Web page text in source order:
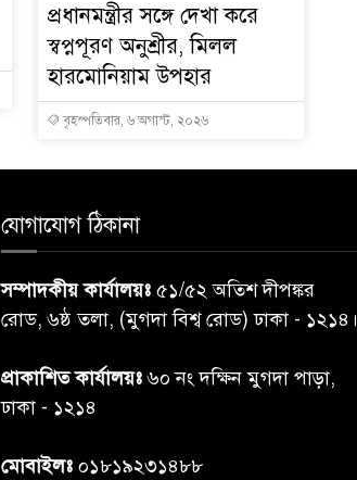
প্রধানমন্ত্রীর সঙ্গে দেখা করে
স্বপ্নপূরণ অনুশ্রীর, মিলল
হারমোনিয়াম উপহার
বৃহস্পতিবার, ৬ অগাস্ট, ২০২৬
যোগাযোগ ঠিকানা
সম্পাদকীয় কার্যালয়ঃ ৫১/৫২ অতিশ দীপঙ্কর
রোড, ৬ষ্ঠ তলা, (মুগদা বিশ্ব রোড) ঢাকা - ১২১৪।
প্রাকাশিত কার্যালয়ঃ৬০ নং দক্ষিন মুগদা পাড়া,
ঢাকা - ১২১৪
মোবাইলঃ ০১৮১৯২৩১৪৮৮